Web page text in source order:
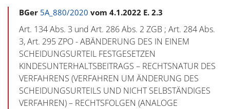
BGer 5A_880/2020 vom 4.1.2022 E. 2.3
Art. 134 Abs. 3 und Art. 286 Abs. 2 ZGB ; Art. 284 Abs.
3, Art. 295 ZPO - ABÄNDERUNG DES IN EINEM
SCHEIDUNGSURTEIL FESTGESETZEN
KINDESUNTERHALTSBEITRAGS – RECHTSNATUR DES
VERFAHRENS (VERFAHREN UM ÄNDERUNG DES
SCHEIDUNGSURTEILS UND NICHT SELBSTÄNDIGES
VERFAHREN) – RECHTSFOLGEN (ANALOGE